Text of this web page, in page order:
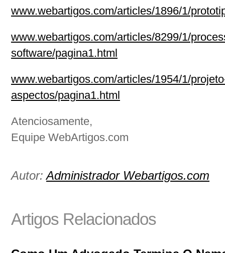
www.webartigos.com/articles/1896/1/
www.webartigos.com/articles/8299/1/
software/pagina1.html
www.webartigos.com/articles/1954/1/
aspectos/pagina1.html
Atenciosamente,
Equipe WebArtigos.com
Autor:Administrador Webartigos.com
Artigos Relacionados